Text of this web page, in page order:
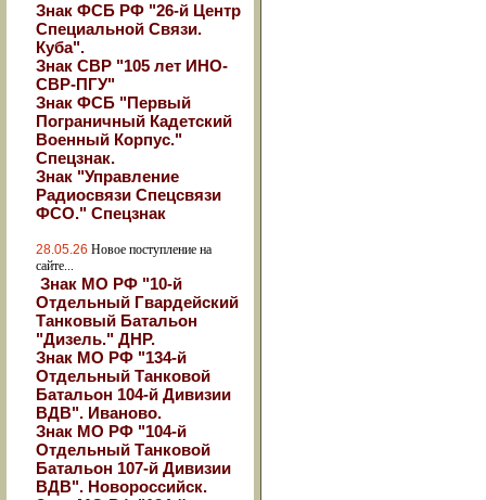
Знак ФСБ РФ "26-й Центр
Специальной Связи.
Куба".
Знак СВР "105 лет ИНО-
СВР-ПГУ"
Знак ФСБ "Первый
Пограничный Кадетский
Военный Корпус."
Спецзнак.
Знак "Управление
Радиосвязи Спецсвязи
ФСО." Спецзнак
28.05.26 Новое поступление на
сайте...
Знак МО РФ "10-й
Отдельный Гвардейский
Танковый Батальон
"Дизель." ДНР.
Знак МО РФ "134-й
Отдельный Танковой
Батальон 104-й Дивизии
ВДВ". Иваново.
Знак МО РФ "104-й
Отдельный Танковой
Батальон 107-й Дивизии
ВДВ". Новороссийск.